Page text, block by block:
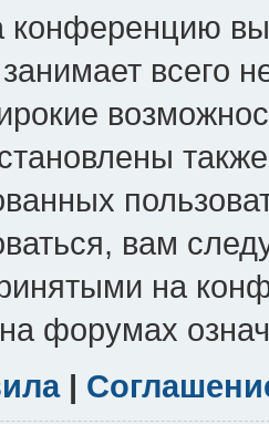
конференцию
всего
вам
на
форумах
|